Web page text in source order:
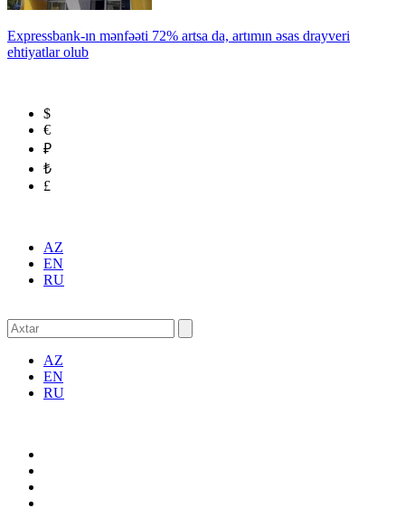
Expressbank-ın mənfəəti 72% artsa da, artımın əsas drayveri
ehtiyatlar olub
$
€
₽
₺
£
AZ
EN
RU
AZ
EN
RU